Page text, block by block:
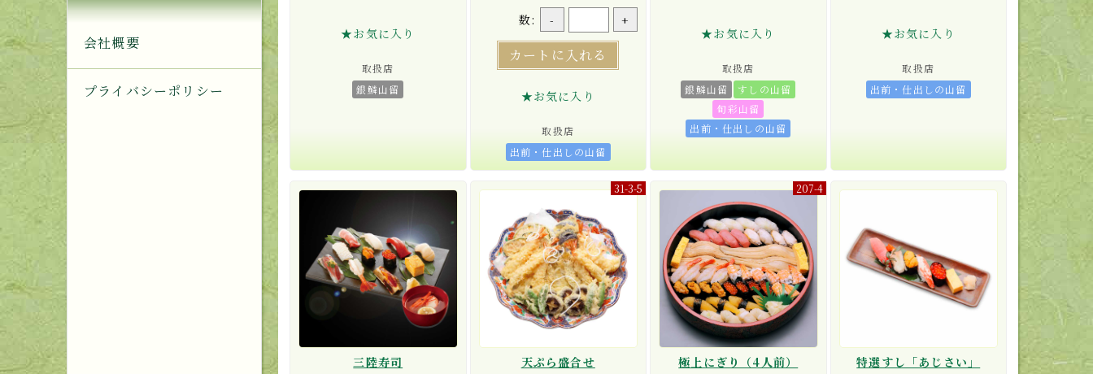
会社概要
プライバシーポリシー
★お気に入り
取扱店
銀鱗山留
数: - +
カートに入れる
★お気に入り
取扱店
出前・仕出しの山留
★お気に入り
取扱店
銀鱗山留
すしの山留
旬彩山留
出前・仕出しの山留
★お気に入り
取扱店
出前・仕出しの山留
三陸寿司
31-3-5
天ぷら盛合せ
207-4
極上にぎり（4人前） 特選すし「あじさい」